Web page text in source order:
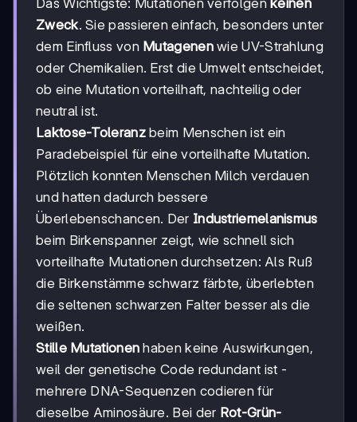
Das Wichtigste: Mutationen verfolgen keinen
Zweck. Sie passieren einfach, besonders unter
dem Einfluss von Mutagenenwie UV-Strahlung
oder Chemikalien. Erst die Umwelt entscheidet,
ob eine Mutation vorteilhaft, nachteilig oder
neutral ist.
Laktose-Toleranzbeim Menschen ist ein
Paradebeispiel für eine vorteilhafte Mutation.
Plötzlich konnten Menschen Milch verdauen
und hatten dadurch bessere
Überlebenschancen. Der Industriemelanismus
beim Birkenspanner zeigt, wie schnell sich
vorteilhafte Mutationen durchsetzen: Als Ruß
die Birkenstämme schwarz färbte, überlebten
die seltenen schwarzen Falter besser als die
weißen.
Stille Mutationen haben keine Auswirkungen,
weil der genetische Code redundant ist -
mehrere DNA-Sequenzen codieren für
dieselbe Aminosäure. Bei der Rot-Grün-